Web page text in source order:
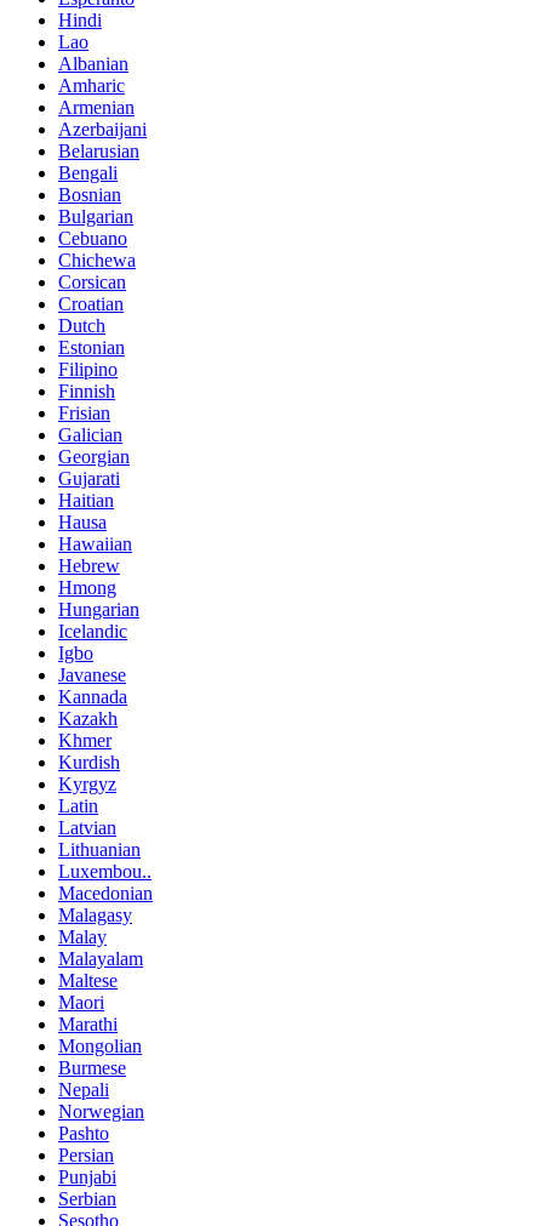
Hindi
Lao
Albanian
Amharic
Armenian
Azerbaijani
Belarusian
Bengali
Bosnian
Bulgarian
Cebuano
Chichewa
Corsican
Croatian
Dutch
Estonian
Filipino
Finnish
Frisian
Galician
Georgian
Gujarati
Haitian
Hausa
Hawaiian
Hebrew
Hmong
Hungarian
Icelandic
Igbo
Javanese
Kannada
Kazakh
Khmer
Kurdish
Kyrgyz
Latin
Latvian
Lithuanian
Luxembou..
Macedonian
Malagasy
Malay
Malayalam
Maltese
Maori
Marathi
Mongolian
Burmese
Nepali
Norwegian
Pashto
Persian
Punjabi
Serbian
Sesotho